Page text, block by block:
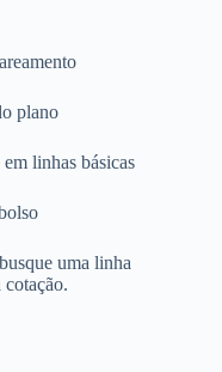
plano
linhas básicas
uma linha
cotação.